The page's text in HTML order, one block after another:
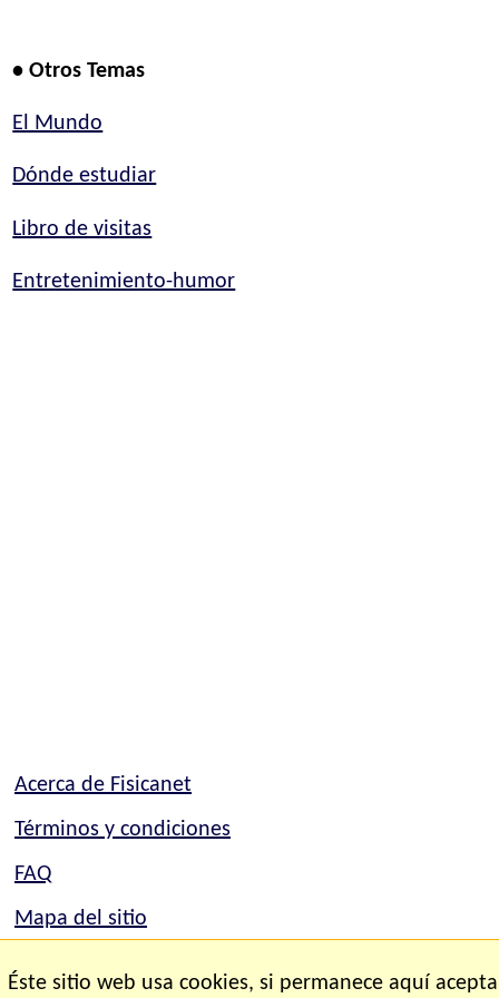
• Otros Temas
El Mundo
Dónde estudiar
Libro de visitas
Entretenimiento-humor
Acerca de Fisicanet
Términos y condiciones
FAQ
Mapa del sitio
Éste sitio web usa cookies, si permanece aquí acepta